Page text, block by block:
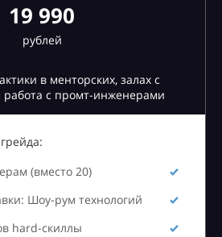
19 990
рублей
в менторских, залах с
с промт-инженерами
(вместо 20)
Шоу-рум технологий
hard-скиллы